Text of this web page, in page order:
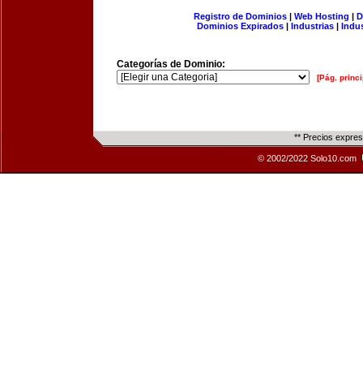
Registro de Dominios| Web Hosting |
Dominios Expirados | Industrias |
Categorías de Dominio:
[Pág.
** Precios
© 2002/2022 Solo10.com